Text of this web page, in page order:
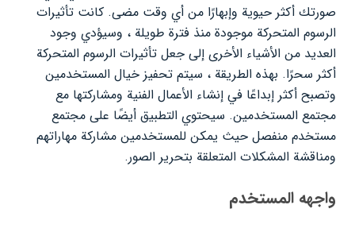
صورتك أكثر حيوية وإبهارًا من أي وقت مضى. كانت تأثيرات
الرسوم المتحركة موجودة منذ فترة طويلة ، وسيؤدي وجود
العديد من الأشياء الأخرى إلى جعل تأثيرات الرسوم المتحركة
أكثر سحرًا. بهذه الطريقة ، سيتم تحفيز خيال المستخدمين
وتصبح أكثر إبداعًا في إنشاء الأعمال الفنية ومشاركتها مع
مجتمع المستخدمين. سيحتوي التطبيق أيضًا على مجتمع
مستخدم منفصل حيث يمكن للمستخدمين مشاركة مهاراتهم
ومناقشة المشكلات المتعلقة بتحرير الصور.
واجهه المستخدم